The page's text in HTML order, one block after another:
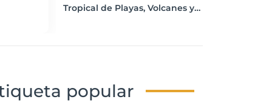
Tropical de Playas, Volcanes y
popular